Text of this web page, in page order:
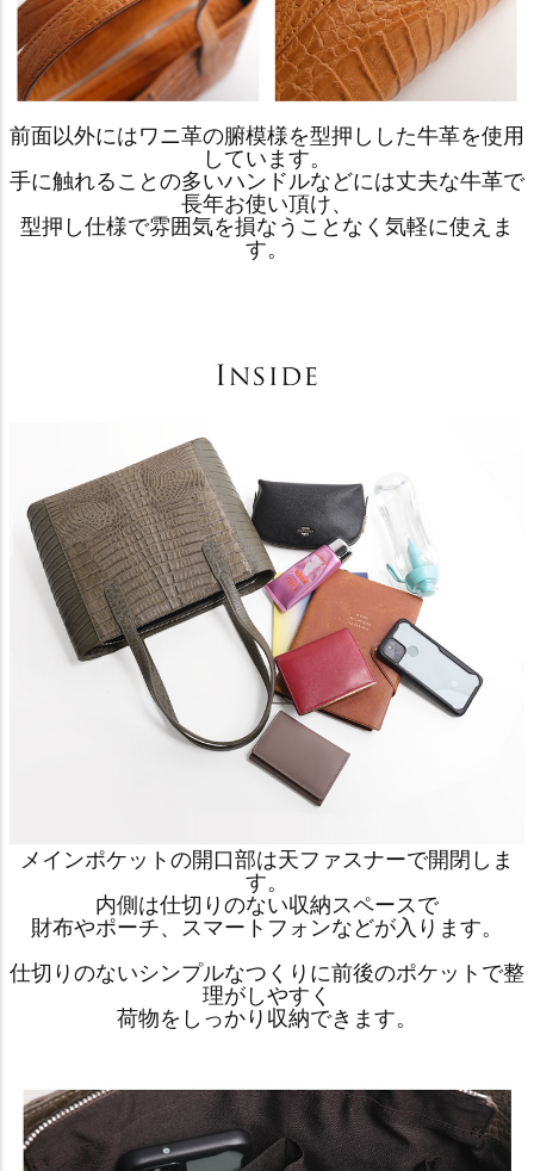
前面以外にはワニ革の腑模様を型押しした牛革を使用
しています。
手に触れることの多いハンドルなどには丈夫な牛革で
長年お使い頂け、
型押し仕様で雰囲気を損なうことなく気軽に使えま
す。
メインポケットの開口部は天ファスナーで開閉しま
す。
内側は仕切りのない収納スペースで
財布やポーチ、スマートフォンなどが入ります。
仕切りのないシンプルなつくりに前後のポケットで整
理がしやすく
荷物をしっかり収納できます。